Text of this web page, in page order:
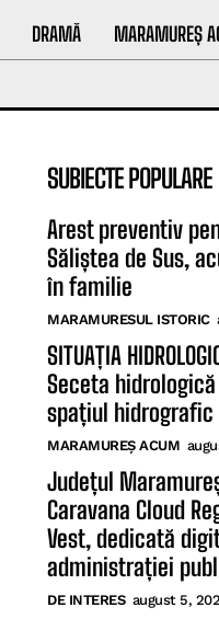
DRAMĂ MARAMUREȘ
SUBIECTE POPULARE
Arest preventiv
Săliștea de Sus,
în familie
MARAMURESUL ISTORIC
SITUAȚIA
Seceta
spațiul hidrografic
MARAMUREȘ ACUM
Județul
Caravana Cloud
Vest, dedicată
administrației
DE INTERES august 5,